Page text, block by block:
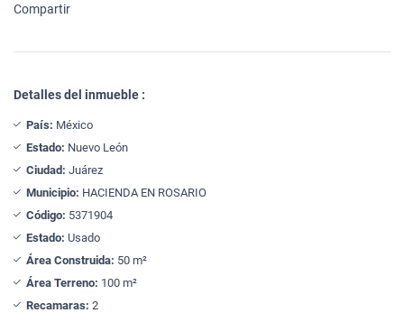
Compartir
Detalles del inmueble :
País: México
Estado: Nuevo León
Ciudad: Juárez
Municipio: HACIENDA EN ROSARIO
Código: 5371904
Estado: Usado
Área Construida: 50 m²
Área Terreno: 100 m²
Recamaras: 2